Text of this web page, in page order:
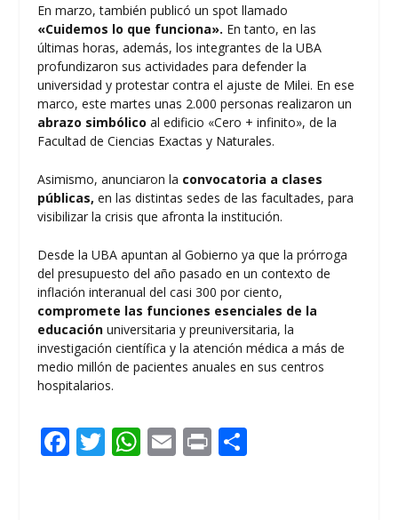
En marzo, también publicó un spot llamado
«Cuidemos lo que funciona». En tanto, en las
últimas horas, además, los integrantes de la UBA
profundizaron sus actividades para defender la
universidad y protestar contra el ajuste de Milei. En ese
marco, este martes unas 2.000 personas realizaron un
abrazo simbólicoal edificio «Cero + infinito», de la
Facultad de Ciencias Exactas y Naturales.
Asimismo, anunciaron la convocatoria a clases
públicas,en las distintas sedes de las facultades, para
visibilizar la crisis que afronta la institución.
Desde la UBA apuntan al Gobierno ya que la prórroga
del presupuesto del año pasado en un contexto de
inflación interanual del casi 300 por ciento,
compromete las funciones esenciales de la
educaciónuniversitaria y preuniversitaria, la
investigación científica y la atención médica a más de
medio millón de pacientes anuales en sus centros
hospitalarios.
F T W E Pr